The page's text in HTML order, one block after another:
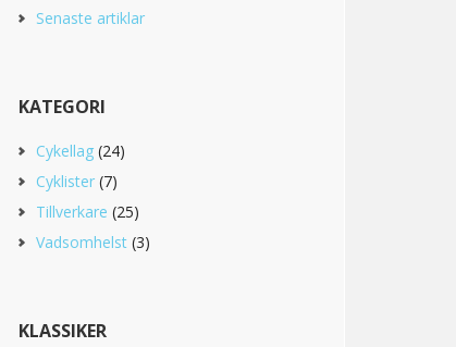
Senaste artiklar
KATEGORI
Cykellag (24)
Cyklister (7)
Tillverkare (25)
Vadsomhelst (3)
KLASSIKER